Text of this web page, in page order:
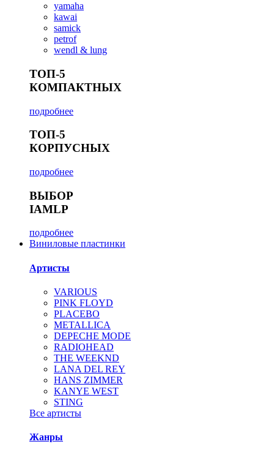
yamaha
kawai
samick
petrof
wendl & lung
ТОП-5
КОМПАКТНЫХ
подробнее
ТОП-5
КОРПУСНЫХ
подробнее
ВЫБОР
IAMLP
подробнее
Виниловые пластинки
Артисты
VARIOUS
PINK FLOYD
PLACEBO
METALLICA
DEPECHE MODE
RADIOHEAD
THE WEEKND
LANA DEL REY
HANS ZIMMER
KANYE WEST
STING
Все артисты
Жанры